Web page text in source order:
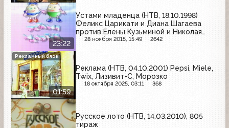
23:22
Устами младенца (НТВ, 18.10.1998)
Феликс Царикати и Диана Шагаева
против Елены Кузьминой и Николая
Лукинского
28 ноября 2015, 15:49 2642
01:59
Реклама (НТВ, 04.10.2001) Pepsi, Miele,
Twix, Лизивит-C, Морозко
18 октября 2025, 03:11 368
Рекламный блок
Русское лото (НТВ, 14.03.2010), 805
тираж